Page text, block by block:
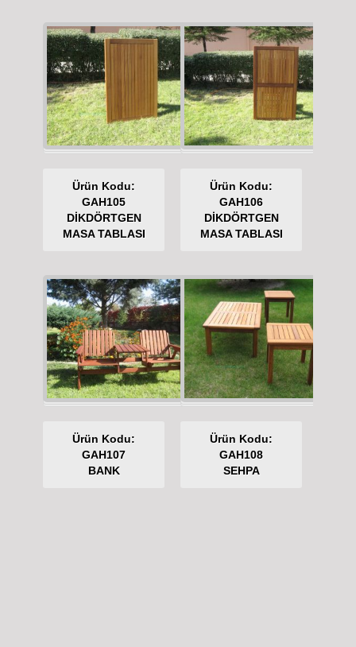
Ürün Kodu:
GAH105
DİKDÖRTGEN
MASA TABLASI
Ürün Kodu:
GAH106
DİKDÖRTGEN
MASA TABLASI
Ürün Kodu:
GAH107
BANK
Ürün Kodu:
GAH108
SEHPA